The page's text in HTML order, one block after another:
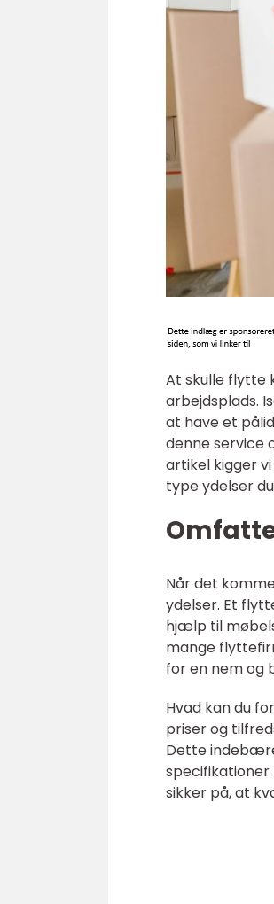
At skulle flytte
arbejdsplads.
at have et
denne service
artikel kigger
type ydelser
Når det
ydelser. Et
hjælp til
mange
for en nem og
Hvad kan du
priser og
Dette
sikker på, at